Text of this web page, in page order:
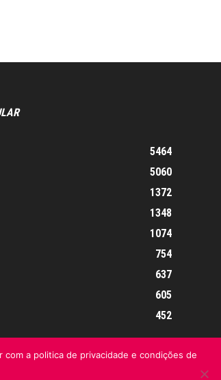
5464
5060
1372
1348
1074
754
637
605
452
a politica de privacidade e condições de